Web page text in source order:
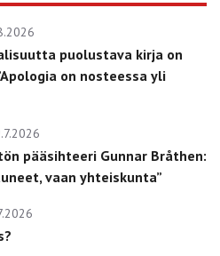
puolustava kirja on
on nosteessa yli
pääsihteeri Gunnar Bråthen:
vaan yhteiskunta”